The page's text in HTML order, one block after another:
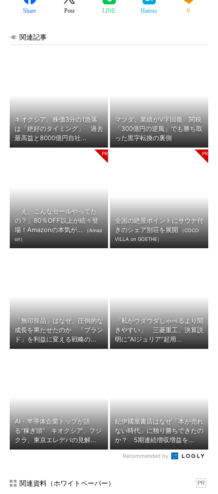
Share Post LINE Hatena 0
関連記事
キオクシア、株価3分の1急落
は「絶好のタイミング」 過去
最高益と8000億円自社...
マツダ、業績がV字回復 関税
「300億円の逆風」でも勝ち取
った黒字転換の裏側
「え、こんなセールやってた
の？」80％OFF以上が続々登
場！Amazonの本気が...
（Amaz
on）
全国の絶景ポイントにサウナ付
きのシェア別荘を展開
（COCO
VILLA on GOETHE）
「無印良品」はなぜ、圧倒的な
成長を果たせたのか 「ブラン
ド」を利益に変える戦略の...
「私がウダウダしゃべるより聞
きやすい」 三菱重工、決算説
明に“AIジュリア”起用...
AI・半導体企業トップが語
る“稼ぎ頭” キオクシア、フジ
クラ、東京エレデバの見解...
紀伊國屋書店はなぜ「本が売れ
ない時代」に独り勝ちできたの
か？ 5期連続増収増益を...
Recommended by
関連資料（ホワイトペーパー） PR